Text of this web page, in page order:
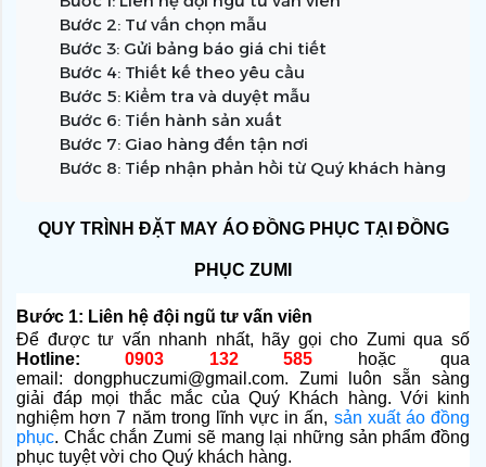
Bước 2: Tư vấn chọn mẫu
Bước 3: Gửi bảng báo giá chi tiết
Bước 4: Thiết kế theo yêu cầu
Bước 5: Kiểm tra và duyệt mẫu
Bước 6: Tiến hành sản xuất
Bước 7: Giao hàng đến tận nơi
Bước 8: Tiếp nhận phản hồi từ Quý khách hàng
QUY TRÌNH ĐẶT MAY ÁO ĐỒNG PHỤC TẠI ĐỒNG
PHỤC ZUMI
Bước 1: Liên hệ đội ngũ tư vấn viên
Để được tư vấn nhanh nhất, hãy gọi cho Zumi qua số
Hotline:0903 132 585
hoặc qua
email: dongphuczumi@gmail.com. Zumi luôn sẵn sàng
giải đáp mọi thắc mắc của Quý Khách hàng. Với kinh
nghiệm hơn 7 năm trong lĩnh vực in ấn, sản xuất áo đồng
phục. Chắc chắn Zumi sẽ mang lại những sản phẩm đồng
phục tuyệt vời cho Quý khách hàng.